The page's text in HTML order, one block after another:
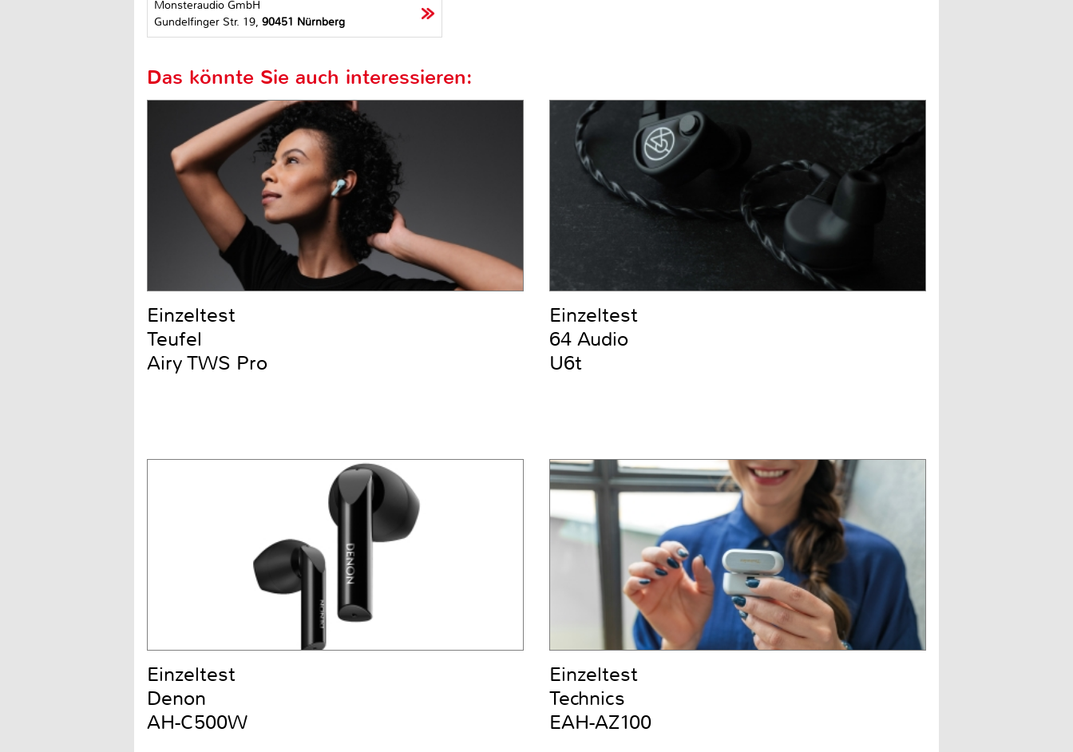
Monsteraudio GmbH
Gundelfinger Str. 19, 90451 Nürnberg
Das könnte Sie auch interessieren:
Einzeltest
Teufel
Airy TWS Pro
Einzeltest
64 Audio
U6t
Einzeltest
Denon
AH-C500W
Einzeltest
Technics
EAH-AZ100